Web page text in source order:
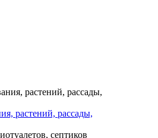
растений, рассады,